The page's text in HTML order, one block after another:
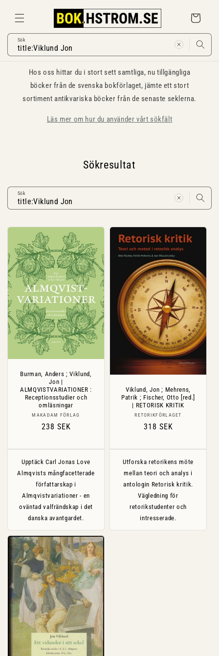
innehåll
Varukorg
Sök
Hos oss hittar du i stort sett samtliga, nu tillgängliga
böcker från de svenska bokförlaget, jämte ett stort
sortiment antikvariska böcker från de senaste seklerna.
Läs mer om hur du använder vårt sökfält
Sökresultat
Sök
Burman, Anders ; Viklund,
Jon |
ALMQVISTVARIATIONER :
Receptionsstudier och
omläsningar
Säljare:
MAKADAM FÖRLAG
Ordinarie
238 SEK
Upptäck Carl Jonas Love
Almqvists mångfacetterade
författarskap i
Almqvistvariationer - en
oväntad valfrändskap i det
danska avantgardet.
Viklund, Jon ; Mehrens,
Patrik ; Fischer, Otto [red.]
| RETORISK KRITIK
Säljare:
RETORIKFÖRLAGET
Ordinarie
318 SEK
Utforska retorikens möte
mellan teori och analys i
antologin Retorisk kritik.
Vägledning för
retorikstudenter och
intresserade.